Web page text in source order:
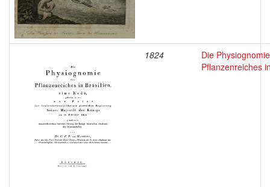
1824
Die
Pflanzenreiches